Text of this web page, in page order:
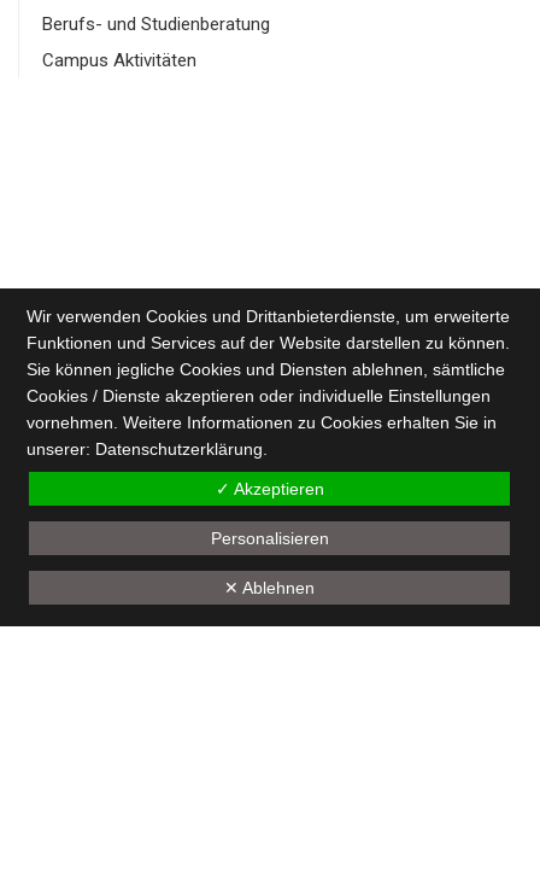
Berufs- und Studienberatung
Campus Aktivitäten
Wir verwenden Cookies und Drittanbieterdienste, um erweiterte
Funktionen und Services auf der Website darstellen zu können.
Sie können jegliche Cookies und Diensten ablehnen, sämtliche
Cookies / Dienste akzeptieren oder individuelle Einstellungen
vornehmen. Weitere Informationen zu Cookies erhalten Sie in
unserer: Datenschutz­erklärung.
✓ Akzeptieren
Personalisieren
✕ Ablehnen